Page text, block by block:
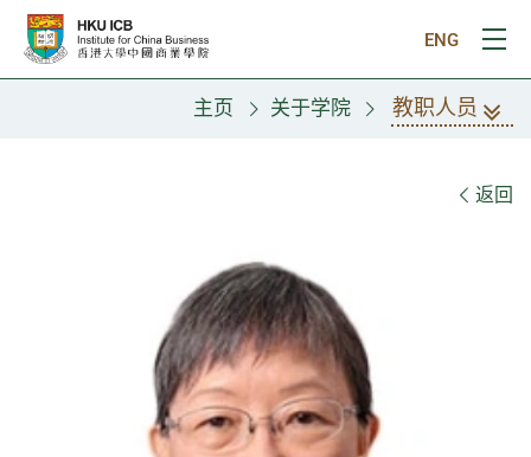
跳往主要内容
ENG
打
主页 关于学院 教职人员
返回